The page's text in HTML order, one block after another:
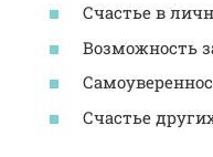
Счастье в
Возможность
Счастье